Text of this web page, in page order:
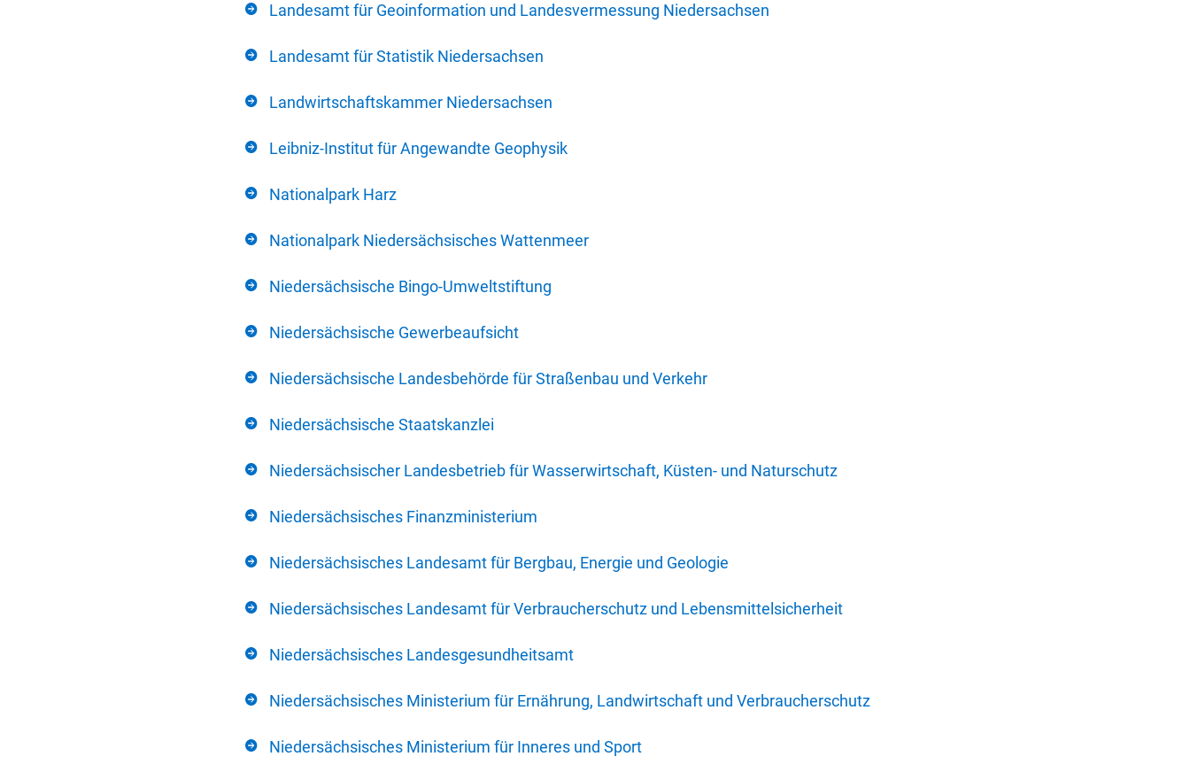
Landesamt für Geoinformation und Landesvermessung Niedersachsen
Landesamt für Statistik Niedersachsen
Landwirtschaftskammer Niedersachsen
Leibniz-Institut für Angewandte Geophysik
Nationalpark Harz
Nationalpark Niedersächsisches Wattenmeer
Niedersächsische Bingo-Umweltstiftung
Niedersächsische Gewerbeaufsicht
Niedersächsische Landesbehörde für Straßenbau und Verkehr
Niedersächsische Staatskanzlei
Niedersächsischer Landesbetrieb für Wasserwirtschaft, Küsten- und Naturschutz
Niedersächsisches Finanzministerium
Niedersächsisches Landesamt für Bergbau, Energie und Geologie
Niedersächsisches Landesamt für Verbraucherschutz und Lebensmittelsicherheit
Niedersächsisches Landesgesundheitsamt
Niedersächsisches Ministerium für Ernährung, Landwirtschaft und Verbraucherschutz
Niedersächsisches Ministerium für Inneres und Sport